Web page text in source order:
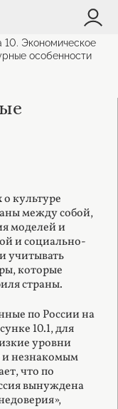
10. Экономическое
особенности
культуре
между собой,
моделей и
и социально-
учитывать
которые
страны.
по России на
10.1, для
уровни
и незнакомым
что по
вынуждена